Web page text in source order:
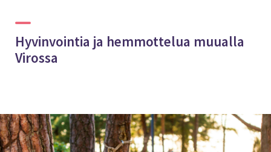
Hyvinvointia ja hemmottelua muualla
Virossa